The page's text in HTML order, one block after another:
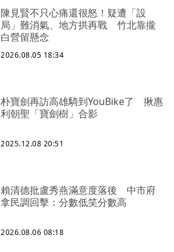
陳見賢不只心痛還很怒！疑遭「設
局」難消氣、地方拱再戰 竹北靠攏
白營留懸念
2026.08.05 18:34
朴寶劍再訪高雄騎到YouBike了 揪惠
利朝聖「寶劍樹」合影
2025.12.08 20:51
賴清德批盧秀燕滿意度落後 中市府
拿民調回擊：分數低笑分數高
2026.08.06 08:18